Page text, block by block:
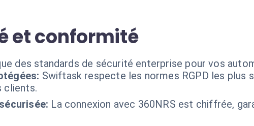
et conformité
des standards de sécurité enterprise pour vos
Swiftask respecte les normes RGPD les
clients.
La connexion avec 360NRS est chiffrée,